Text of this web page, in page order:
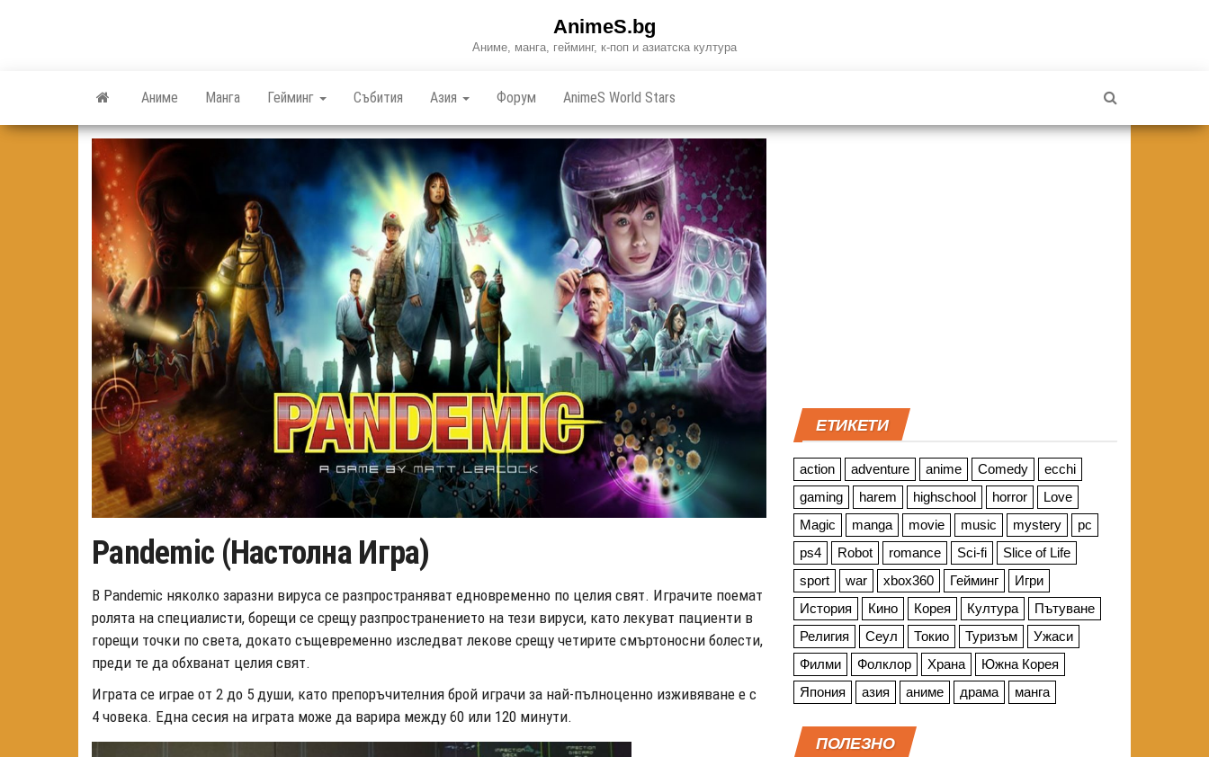
AnimeS.bg
Аниме, манга, гейминг, к-поп и азиатска култура
Аниме Манга Гейминг Събития Азия Форум AnimeS World Stars
Pandemic (Настолна Игра)
В Pandemic няколко заразни вируса се разпространяват едновременно по целия свят. Играчите поемат
ролята на специалисти, борещи се срещу разпространението на тези вируси, като лекуват пациенти в
горещи точки по света, докато същевременно изследват лекове срещу четирите смъртоносни болести,
преди те да обхванат целия свят.
Играта се играе от 2 до 5 души, като препоръчителния брой играчи за най-пълноценно изживяване е с
4 човека. Една сесия на играта може да варира между 60 или 120 минути.
ЕТИКЕТИ
action adventure anime Comedy
ecchi
gaming
harem highschool horror
Love
Magic
manga movie music mystery
pc
ps4
Robot romance Sci-fi
Slice of Life
sport
war xbox360 Гейминг
Игри
История
Кино Корея Култура
Пътуване
Религия
Сеул Токио Туризъм
Ужаси
Филми
Фолклор Храна
Южна Корея
Япония
азия аниме драма манга
ПОЛЕЗНО